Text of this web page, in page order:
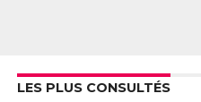
LES PLUS CONSULTÉS